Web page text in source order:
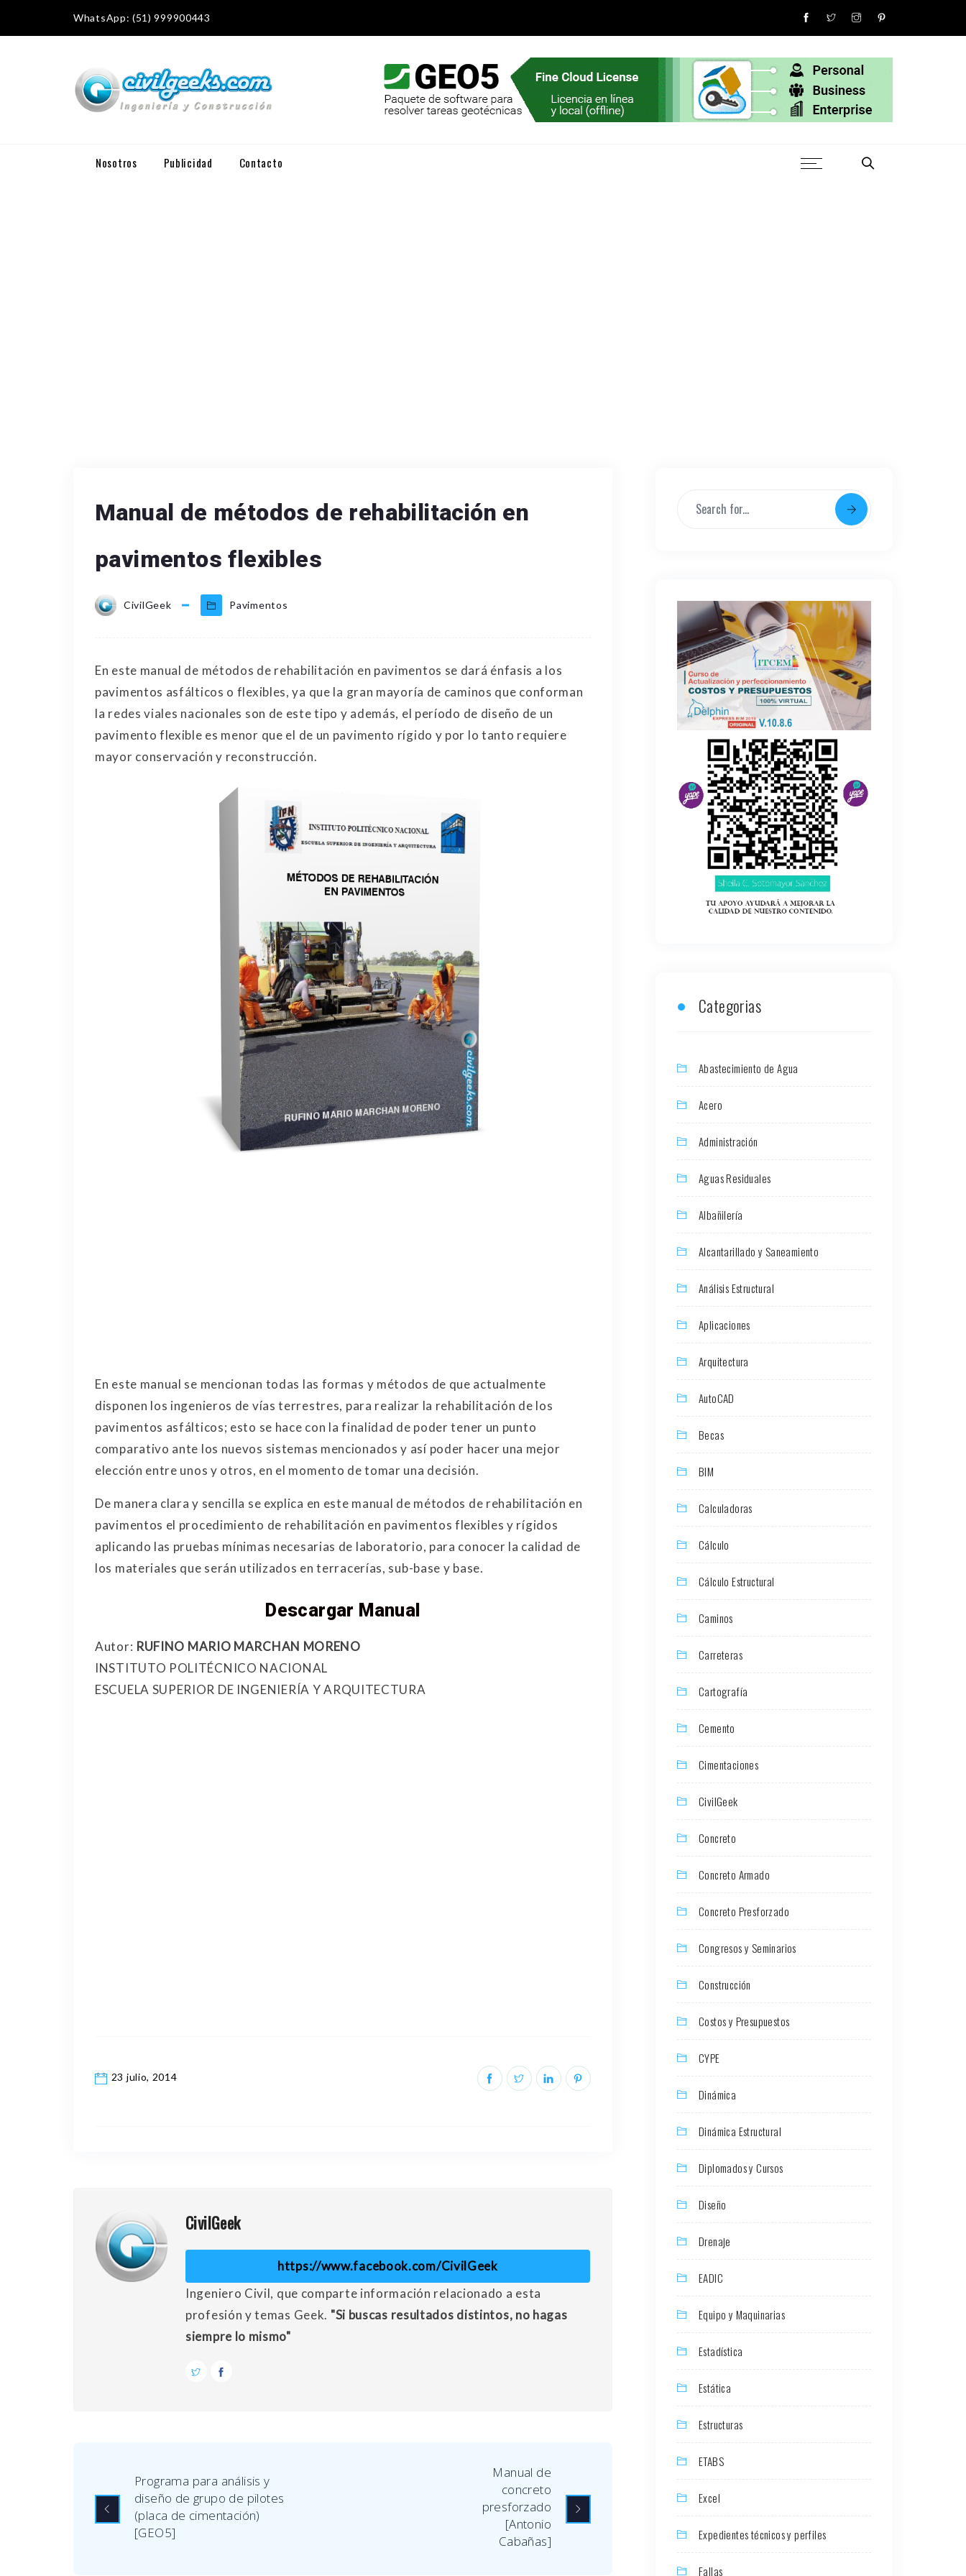
WhatsApp: (51) 999900443
Nosotros Publicidad Contacto
Manual de métodos de rehabilitación en
pavimentos flexibles
CivilGeek Pavimentos
En este manual de métodos de rehabilitación en pavimentos se dará énfasis a los
pavimentos asfálticos o flexibles, ya que la gran mayoría de caminos que conforman
la redes viales nacionales son de este tipo y además, el período de diseño de un
pavimento flexible es menor que el de un pavimento rígido y por lo tanto requiere
mayor conservación y reconstrucción.
En este manual se mencionan todas las formas y métodos de que actualmente
disponen los ingenieros de vías terrestres, para realizar la rehabilitación de los
pavimentos asfálticos; esto se hace con la finalidad de poder tener un punto
comparativo ante los nuevos sistemas mencionados y así poder hacer una mejor
elección entre unos y otros, en el momento de tomar una decisión.
De manera clara y sencilla se explica en este manual de métodos de rehabilitación en
pavimentos el procedimiento de rehabilitación en pavimentos flexibles y rígidos
aplicando las pruebas mínimas necesarias de laboratorio, para conocer la calidad de
los materiales que serán utilizados en terracerías, sub-base y base.
Descargar Manual
Autor: RUFINO MARIO MARCHAN MORENO
INSTITUTO POLITÉCNICO NACIONAL
ESCUELA SUPERIOR DE INGENIERÍA Y ARQUITECTURA
23 julio, 2014
CivilGeek
https://www.facebook.com/CivilGeek
Ingeniero Civil, que comparte información relacionado a esta
profesión y temas Geek. "Si buscas resultados distintos, no hagas
siempre lo mismo"
Programa para análisis y
diseño de grupo de pilotes
(placa de cimentación)
[GEO5]
Manual de
concreto
presforzado
[Antonio
Cabañas]
Categorias
Abastecimiento de Agua
Acero
Administración
Aguas Residuales
Albañilería
Alcantarillado y Saneamiento
Análisis Estructural
Aplicaciones
Arquitectura
AutoCAD
Becas
BIM
Calculadoras
Cálculo
Cálculo Estructural
Caminos
Carreteras
Cartografía
Cemento
Cimentaciones
CivilGeek
Concreto
Concreto Armado
Concreto Presforzado
Congresos y Seminarios
Construcción
Costos y Presupuestos
CYPE
Dinámica
Dinámica Estructural
Diplomados y Cursos
Diseño
Drenaje
EADIC
Equipo y Maquinarias
Estadística
Estática
Estructuras
ETABS
Excel
Expedientes técnicos y perfiles
Fallas